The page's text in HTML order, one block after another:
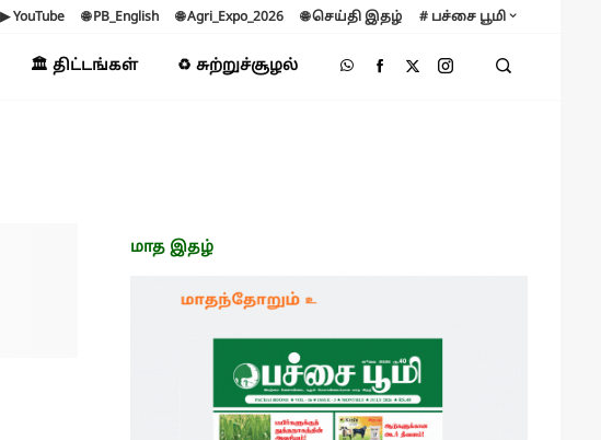
▶ YouTube 🌐 PB_English 🌐 Agri_Expo_2026 🌐 செய்தி இதழ் # பச்சை பூமி
🏛️ திட்டங்கள் ♻️ சுற்றுச்சூழல்
மாத இதழ்